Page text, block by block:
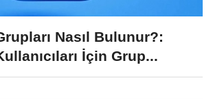
Nasıl Bulunur?:
İçin Grup...